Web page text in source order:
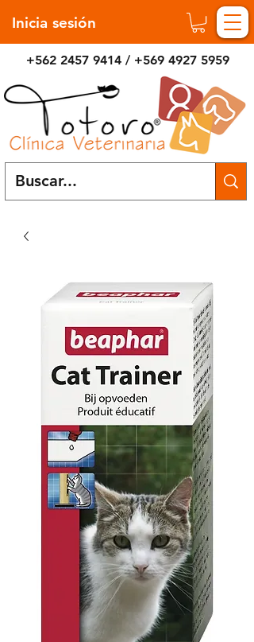
Inicia sesión
+562 2457 9414 / +569 4927 5959